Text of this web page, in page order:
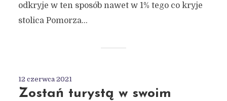
odkryje w ten sposób nawet w 1% tego co kryje
stolica Pomorza...
12 czerwca 2021
Zostań turystą w swoim